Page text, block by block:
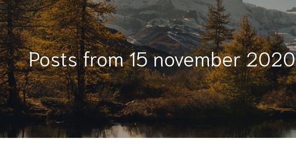
Posts from 15 november 2020